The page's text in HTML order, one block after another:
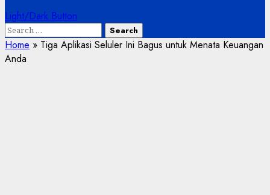
Light/Dark Button
Search
for:
Home » Tiga Aplikasi Seluler Ini Bagus untuk Menata Keuangan
Anda